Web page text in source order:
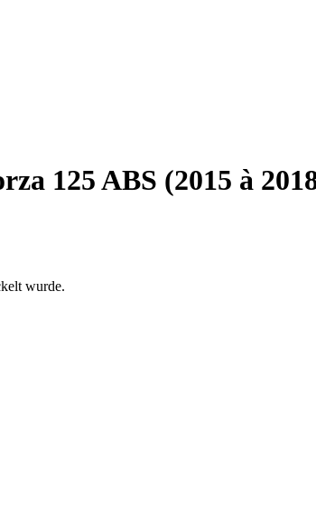
125 ABS (2015 à
wurde.